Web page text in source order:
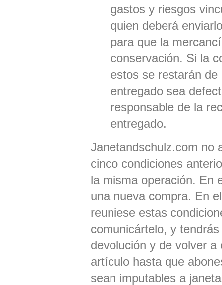
gastos y riesgos
quien deberá
para que la
conservación. Si la
estos se restarán
entregado sea
responsable de la
entregado.
Janetandschulz.com no
cinco condiciones
la misma operación. En
una nueva compra. En
reuniese estas
comunicártelo, y
devolución y de volver
artículo hasta que
sean imputables a